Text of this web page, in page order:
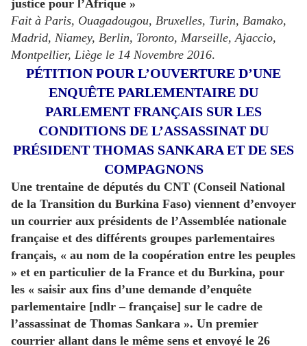
justice pour l’Afrique »
Fait à Paris, Ouagadougou, Bruxelles, Turin, Bamako,
Madrid, Niamey, Berlin, Toronto, Marseille, Ajaccio,
Montpellier, Liège le 14 Novembre 2016.
PÉTITION POUR L’OUVERTURE D’UNE
ENQUÊTE PARLEMENTAIRE DU
PARLEMENT FRANÇAIS SUR LES
CONDITIONS DE L’ASSASSINAT DU
PRÉSIDENT THOMAS SANKARA ET DE SES
COMPAGNONS
Une trentaine de députés du CNT (Conseil National
de la Transition du Burkina Faso) viennent d’envoyer
un courrier aux présidents de l’Assemblée nationale
française et des différents groupes parlementaires
français, « au nom de la coopération entre les peuples
» et en particulier de la France et du Burkina, pour
les « saisir aux fins d’une demande d’enquête
parlementaire [ndlr – française] sur le cadre de
l’assassinat de Thomas Sankara ». Un premier
courrier allant dans le même sens et envoyé le 26